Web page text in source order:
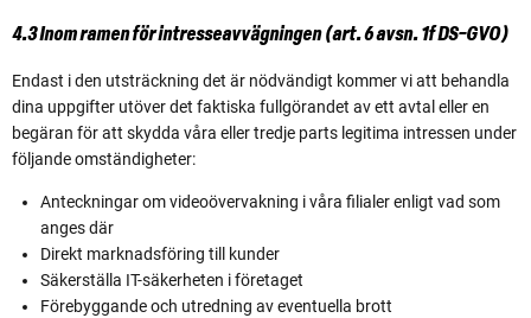
4.3 Inom ramen för intresseavvägningen (art. 6 avsn. 1f DS-GVO)
Endast i den utsträckning det är nödvändigt kommer vi att behandla
dina uppgifter utöver det faktiska fullgörandet av ett avtal eller en
begäran för att skydda våra eller tredje parts legitima intressen under
följande omständigheter:
Anteckningar om videoövervakning i våra filialer enligt vad som
anges där
Direkt marknadsföring till kunder
Säkerställa IT-säkerheten i företaget
Förebyggande och utredning av eventuella brott